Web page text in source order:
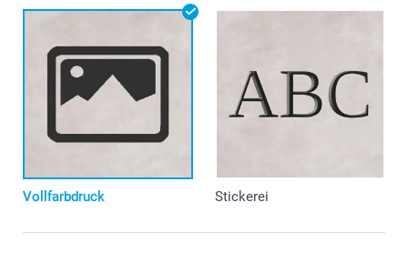
Vollfarbdruck Stickerei